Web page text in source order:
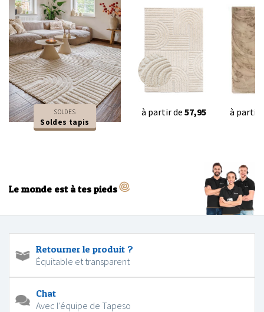
SOLDES
Soldes tapis
à partir de 57,95 à partir
Le monde est à tes pieds
Retourner le produit ?
Équitable et transparent
Chat
Avec l'équipe de Tapeso